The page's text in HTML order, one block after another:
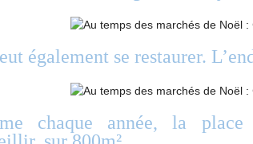
également se restaurer.
chaque année, la